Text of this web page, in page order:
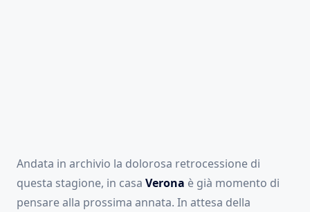
Andata in archivio la dolorosa retrocessione di
questa stagione, in casa Verona è già momento di
pensare alla prossima annata. In attesa della